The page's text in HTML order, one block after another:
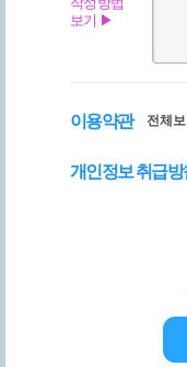
보기 ▶
이용약관 전체보
개인정보 취급방